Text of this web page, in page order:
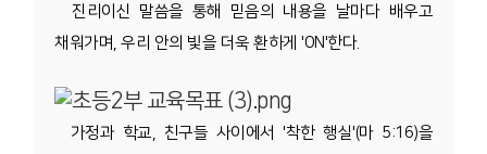
진리이신 말씀을 통해 믿음의 내용을 날마다 배우고
채워가며, 우리 안의 빛을 더욱 환하게 'ON'한다.
가정과 학교, 친구들 사이에서 '착한 행실'(마 5:16)을